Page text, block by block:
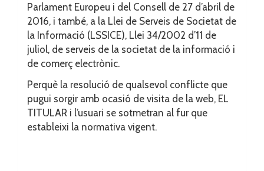
Parlament Europeu i del Consell de 27 d’abril de
2016, i també, a la Llei de Serveis de Societat de
la Informació (LSSICE), Llei 34/2002 d’11 de
juliol, de serveis de la societat de la informació i
de comerç electrònic.
Perquè la resolució de qualsevol conflicte que
pugui sorgir amb ocasió de visita de la web, EL
TITULAR i l’usuari se sotmetran al fur que
estableixi la normativa vigent.